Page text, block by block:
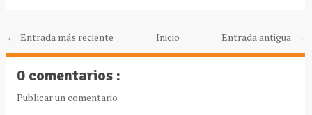
← Entrada más reciente Entrada antigua →
Inicio
0 comentarios :
Publicar un comentario